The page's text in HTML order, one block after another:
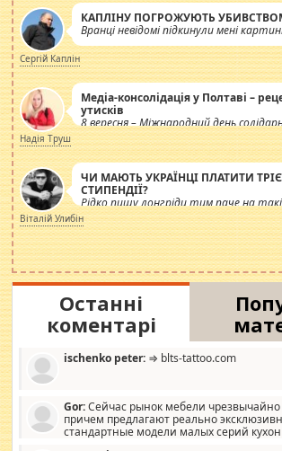
КАПЛІНУ ПОГРОЖУЮТЬ
Вранці невідомі підкинули мені
Сергій Каплін
Медіа-консолідація у Полтаві –
утисків
8 вересня – Міжнародний день
журналістів.
Надія Труш
ЧИ МАЮТЬ УКРАЇНЦІ ПЛАТИТИ
СТИПЕНДІЇ?
Рідко пишу лонгріди тим паче на
просто дістало! Обурюють
навколо стипендіального питання.
роздувається ще одна соціальна
Віталій Улибін
Останні
коментарі
ischenko peter: ⇒ blts-tattoo.com
Gor:Сейчас рынок мебели
причем предлагают реально
стандартные модели малых серий